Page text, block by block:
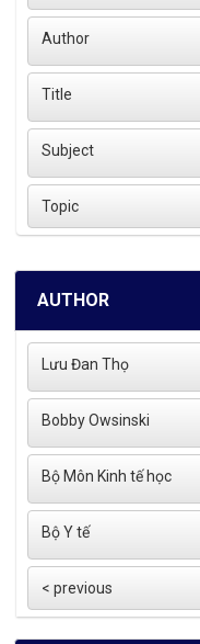
Author
Title
Subject
Topic
AUTHOR
Lưu Đan Thọ
Bobby Owsinski
Bộ Môn Kinh tế học
Bộ Y tế
< previous